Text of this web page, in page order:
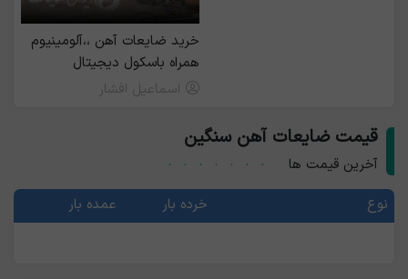
خرید ضایعات آهن ،،آلومینیوم
همراه باسکول دیجیتال
اسماعیل افشار
قیمت ضایعات آهن سنگین
آخرین قیمت ها
نوع
خرده بار عمده بار